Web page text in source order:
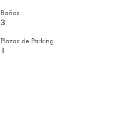
Baños
3
Plazas de Parking
1